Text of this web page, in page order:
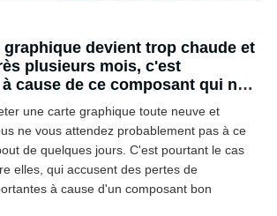
devient trop chaude et
plusieurs mois, c'est
cause de ce composant qui ne
de 10 euros
une carte graphique toute neuve et
ne vous attendez probablement pas à ce
de quelques jours. C'est pourtant le cas
elles, qui accusent des pertes de
à cause d'un composant bon